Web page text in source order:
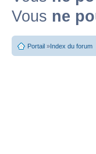
Vous ne
Portail »Index du forum